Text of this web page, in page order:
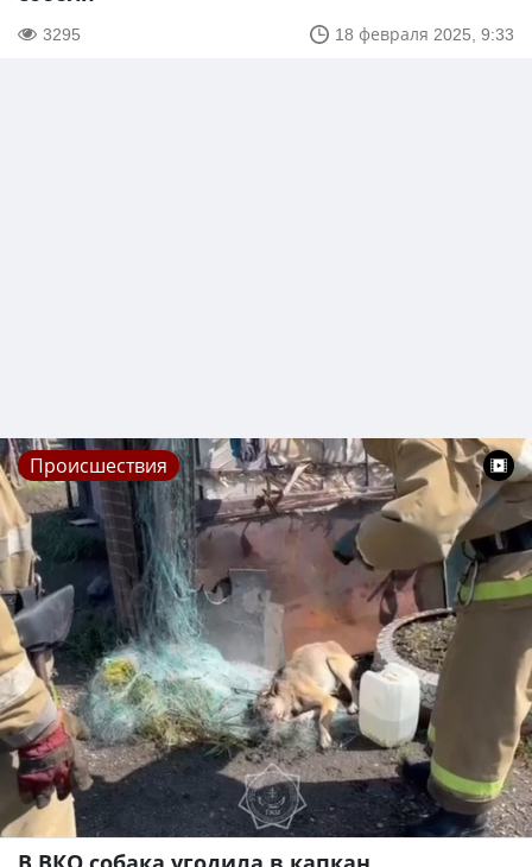
3295 18 февраля 2025, 9:33
Происшествия